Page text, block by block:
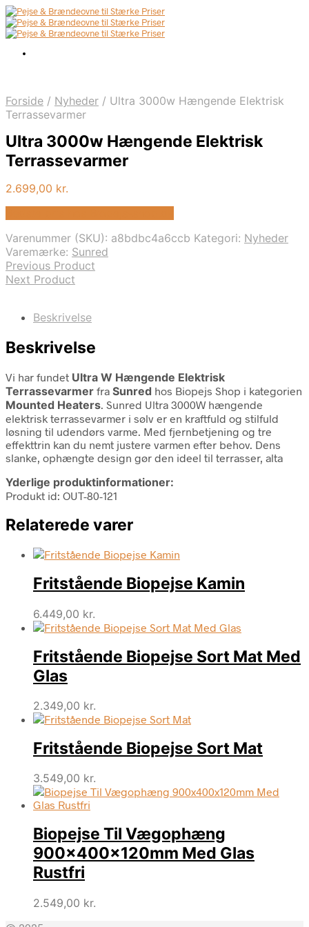
Forside / Nyheder / Ultra 3000w Hængende Elektrisk
Terrassevarmer
Ultra 3000w Hængende Elektrisk
Terrassevarmer
2.699,00 kr.
Varenummer (SKU): a8bdbc4a6ccb Kategori: Nyheder
Varemærke: Sunred
Previous Product
Next Product
Beskrivelse
Beskrivelse
Vi har fundet Ultra W Hængende Elektrisk
Terrassevarmer fra Sunred hos Biopejs Shop i kategorien
Mounted Heaters. Sunred Ultra 3000W hængende
elektrisk terrassevarmer i sølv er en kraftfuld og stilfuld
løsning til udendørs varme. Med fjernbetjening og tre
effekttrin kan du nemt justere varmen efter behov. Dens
slanke, ophængte design gør den ideel til terrasser, alta
Yderlige produktinformationer:
Produkt id: OUT-80-121
Relaterede varer
Fritstående Biopejse Kamin
6.449,00 kr.
Fritstående Biopejse Sort Mat Med
Glas
2.349,00 kr.
Fritstående Biopejse Sort Mat
3.549,00 kr.
Biopejse Til Vægophæng
900x400x120mm Med Glas
Rustfri
2.549,00 kr.